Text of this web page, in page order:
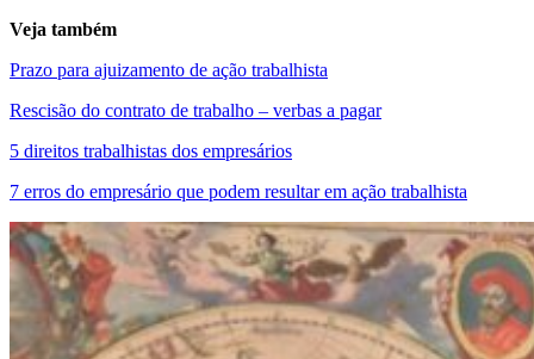
Veja também
Prazo para ajuizamento de ação trabalhista
Rescisão do contrato de trabalho – verbas a pagar
5 direitos trabalhistas dos empresários
7 erros do empresário que podem resultar em ação trabalhista